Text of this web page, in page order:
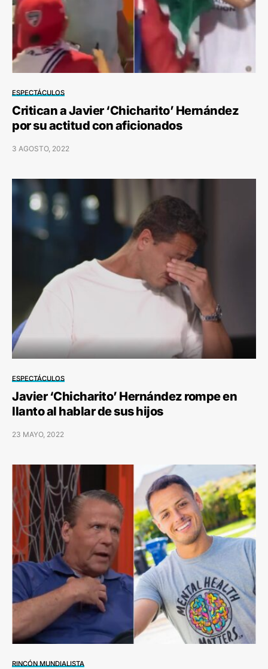
ESPECTÁCULOS
Critican a Javier ‘Chicharito’ Hernández
por su actitud con aficionados
3 AGOSTO, 2022
ESPECTÁCULOS
Javier ‘Chicharito’ Hernández rompe en
llanto al hablar de sus hijos
23 MAYO, 2022
RINCÓN MUNDIALISTA